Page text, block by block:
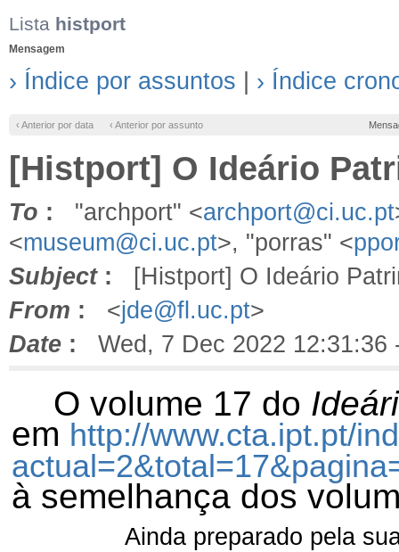
Lista histport
Mensagem
› Índice por assuntos › Índice
‹ Anterior por data ‹ Anterior por assunto
[Histport] O Ideário
To : "archport" <archport@ci.uc.pt
<museum@ci.uc.pt>, "porras" <
Subject: [Histport] O Ideário
From : <jde@fl.uc.pt>
Date : Wed, 7 Dec 2022 12:31:36
O volume 17 do
em http://www.cta.ipt.pt/
à semelhança dos
Ainda preparado pela sua